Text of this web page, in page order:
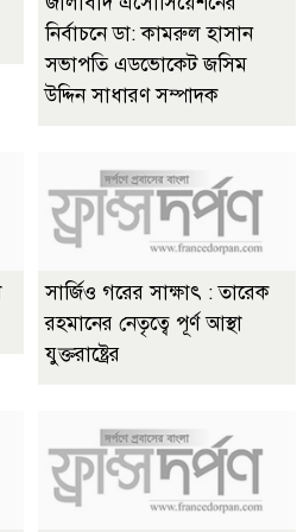
নির্বাচনে ডা: কামরুল হাসান
সভাপতি এডভোকেট জসিম
উদ্দিন সাধারণ সম্পাদক
সার্জিও গরের সাক্ষাৎ : তারেক
রহমানের নেতৃত্বে পূর্ণ আস্থা
যুক্তরাষ্ট্রের